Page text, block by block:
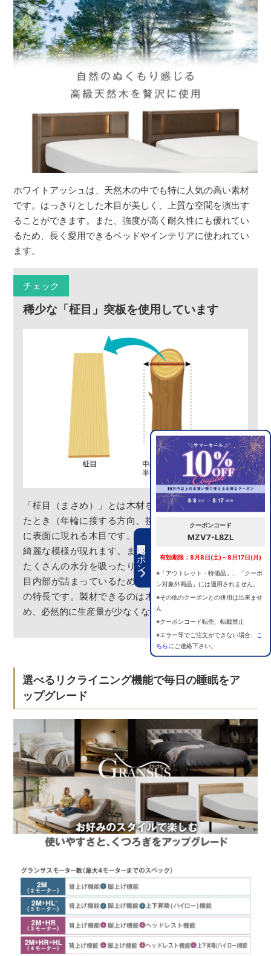
期間限定クーポン
クーポンコード
MZV7-L8ZL
有効期限：8月8日(土)～8月17日(月)
※「アウトレット・特価品」、「クーポ
ン対象外商品」には適用されません。
※その他のクーポンとの併用は出来ませ
ん
※クーポンコード転売、転載禁止
※エラー等でご注文ができない場合、
こ
ちらにご連絡下さい。
ホワイトアッシュは、天然木の中でも特に人気の高い素材
です。はっきりとした木目が美しく、上質な空間を演出す
ることができます。また、強度が高く耐久性にも優れてい
るため、長く愛用できるベッドやインテリアに使われてい
ます。
チェック
稀少な「柾目」突板を使用しています
「柾目（まさめ）」とは木材を中心からずらして切っ
たとき（年輪に接する方向、接線方向に切ったとき）
に表面に現れる木目です。切断面は縦方向にまっすぐ
綺麗な模様が現れます。また柾目は調湿量が大きく、
たくさんの水分を吸ったり吐いたりしてくれます。木
目内部が詰まっているため、反りが出にくいのも一つ
の特長です。製材できるのは木の中心部に限られるた
め、必然的に生産量が少なくなります。
選べるリクライニング機能で毎日の睡眠をア
ップグレード